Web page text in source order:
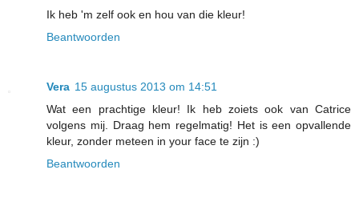
Ik heb 'm zelf ook en hou van die kleur!
Beantwoorden
Vera 15 augustus 2013 om 14:51
Wat een prachtige kleur! Ik heb zoiets ook van Catrice
volgens mij. Draag hem regelmatig! Het is een opvallende
kleur, zonder meteen in your face te zijn :)
Beantwoorden